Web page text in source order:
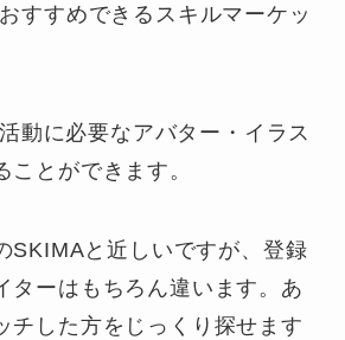
すすめできるスキルマーケッ
動に必要なアバター・イラス
ことができます。
SKIMAと近しいですが、登録
ターはもちろん違います。あ
チした方をじっくり探せます